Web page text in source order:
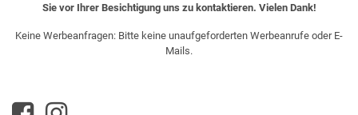
Sie vor Ihrer Besichtigung uns zu kontaktieren. Vielen Dank!
Keine Werbeanfragen: Bitte keine unaufgeforderten Werbeanrufe oder E-
Mails.